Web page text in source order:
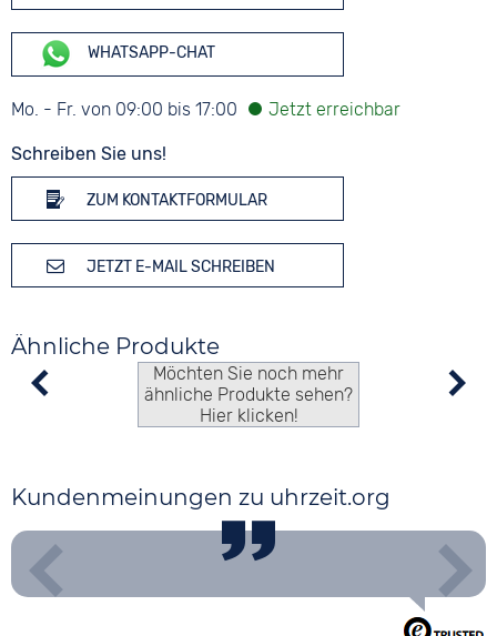
WHATSAPP-CHAT
Mo. - Fr. von 09:00 bis 17:00
Schreiben Sie uns!
ZUM KONTAKTFORMULAR
JETZT E-MAIL SCHREIBEN
Ähnliche Produkte
Möchten Sie noch mehr
ähnliche Produkte sehen?
Hier klicken!
Kundenmeinungen zu uhrzeit.org